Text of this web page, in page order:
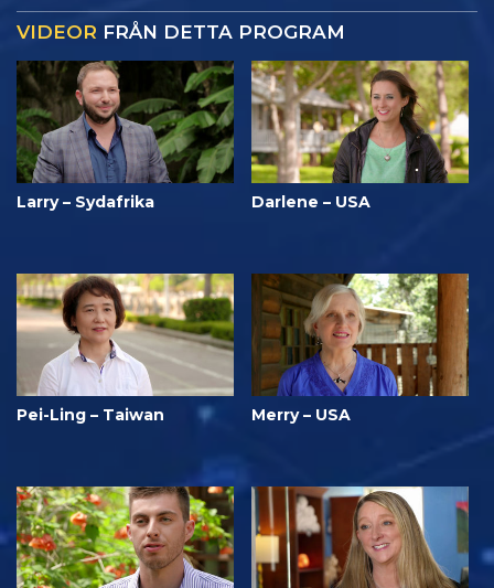
VIDEOR FRÅN DETTA PROGRAM
Larry – Sydafrika Darlene – USA
Pei-Ling – Taiwan Merry – USA